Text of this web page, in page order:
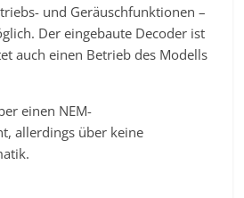
und Geräuschfunktionen –
Der eingebaute Decoder ist
auch einen Betrieb des Modells
einen NEM-
allerdings über keine